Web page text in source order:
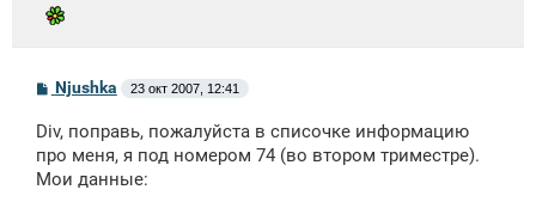
С
б
щ
е
н
Njushka 23 окт 2007, 12:41
Div, поправь, пожалуйста в списочке информацию
про меня, я под номером 74 (во втором триместре).
Мои данные: